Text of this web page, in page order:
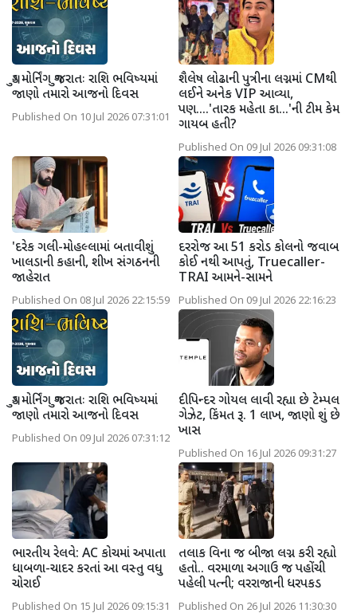
ગુડ મોર્નિંગ ગુજરાતઃ રાશિ ભવિષ્યમાં
જાણો તમારો આજનો દિવસ
Published On 10 Jul 2026 07:31:01
શૈલેષ લોઢાની પુત્રીના લગ્નમાં CMથી
લઈને અનેક VIP આવ્યા,
પણ....'તારક મહેતા કા...'ની ટીમ કેમ
ગાયબ હતી?
Published On 09 Jul 2026 09:31:08
'દરેક ગલી-મોહલ્લામાં બતાવીશું
ખાલડાની કહાની, શીખ સંગઠનની
જાહેરાત
Published On 08 Jul 2026 22:15:59
દરરોજ આ 51 કરોડ કોલનો જવાબ
કોઈ નથી આપતું, Truecaller-
TRAI આમને-સામને
Published On 09 Jul 2026 22:16:23
ગુડ મોર્નિંગ ગુજરાતઃ રાશિ ભવિષ્યમાં
જાણો તમારો આજનો દિવસ
Published On 09 Jul 2026 07:31:12
દીપિન્દર ગોયલ લાવી રહ્યા છે ટેમ્પલ
ગેઝેટ, કિંમત રૂ. 1 લાખ, જાણો શું છે
ખાસ
Published On 16 Jul 2026 09:31:27
ભારતીય રેલવે: AC કોચમાં અપાતા
ધાબળા-ચાદર કરતાં આ વસ્તુ વધુ
ચોરાઈ
Published On 15 Jul 2026 09:15:31
તલાક વિના જ બીજા લગ્ન કરી રહ્યો
હતો.. વરમાળા અગાઉ જ પહોંચી
પહેલી પત્ની; વરરાજાની ધરપકડ
Published On 26 Jul 2026 11:30:30